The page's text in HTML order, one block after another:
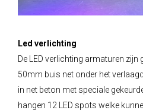
Led verlichting
De LED verlichting armaturen
50mm buis net onder het
in net beton met speciale
hangen 12 LED spots welke